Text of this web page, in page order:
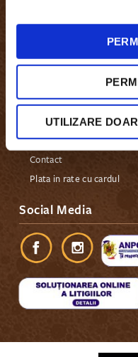
UTILIZARE
Termeni si Conditii
Protectia datelor
ANPC
SOL
F.A.Q
Contact
Plata in rate cu cardul
Social Media